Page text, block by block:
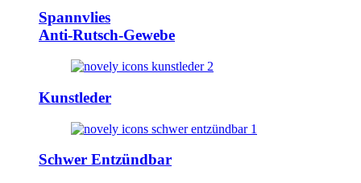
Spannvlies
Anti-Rutsch-Gewebe
Kunstleder
Schwer Entzündbar